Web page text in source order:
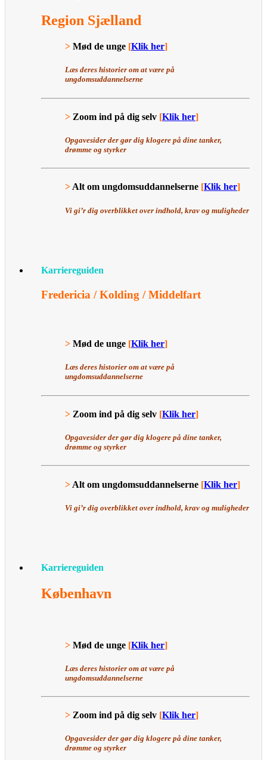
Region Sjælland
> Mød de unge [Klik her]
Læs deres historier om at være på
ungdomsuddannelserne
> Zoom ind på dig selv [Klik her]
Opgavesider der gør dig klogere på dine tanker,
drømme og styrker
>Alt om ungdomsuddannelserne [Klik her]
Vi gi’r dig overblikket over indhold, krav og muligheder
Karriereguiden
Fredericia / Kolding / Middelfart
> Mød de unge [Klik her]
Læs deres historier om at være på
ungdomsuddannelserne
> Zoom ind på dig selv [Klik her]
Opgavesider der gør dig klogere på dine tanker,
drømme og styrker
> Alt om ungdomsuddannelserne [Klik her]
Vi gi’r dig overblikket over indhold, krav og muligheder
Karriereguiden
København
> Mød de unge [Klik her]
Læs deres historier om at være på
ungdomsuddannelserne
> Zoom ind på dig selv [Klik her]
Opgavesider der gør dig klogere på dine tanker,
drømme og styrker